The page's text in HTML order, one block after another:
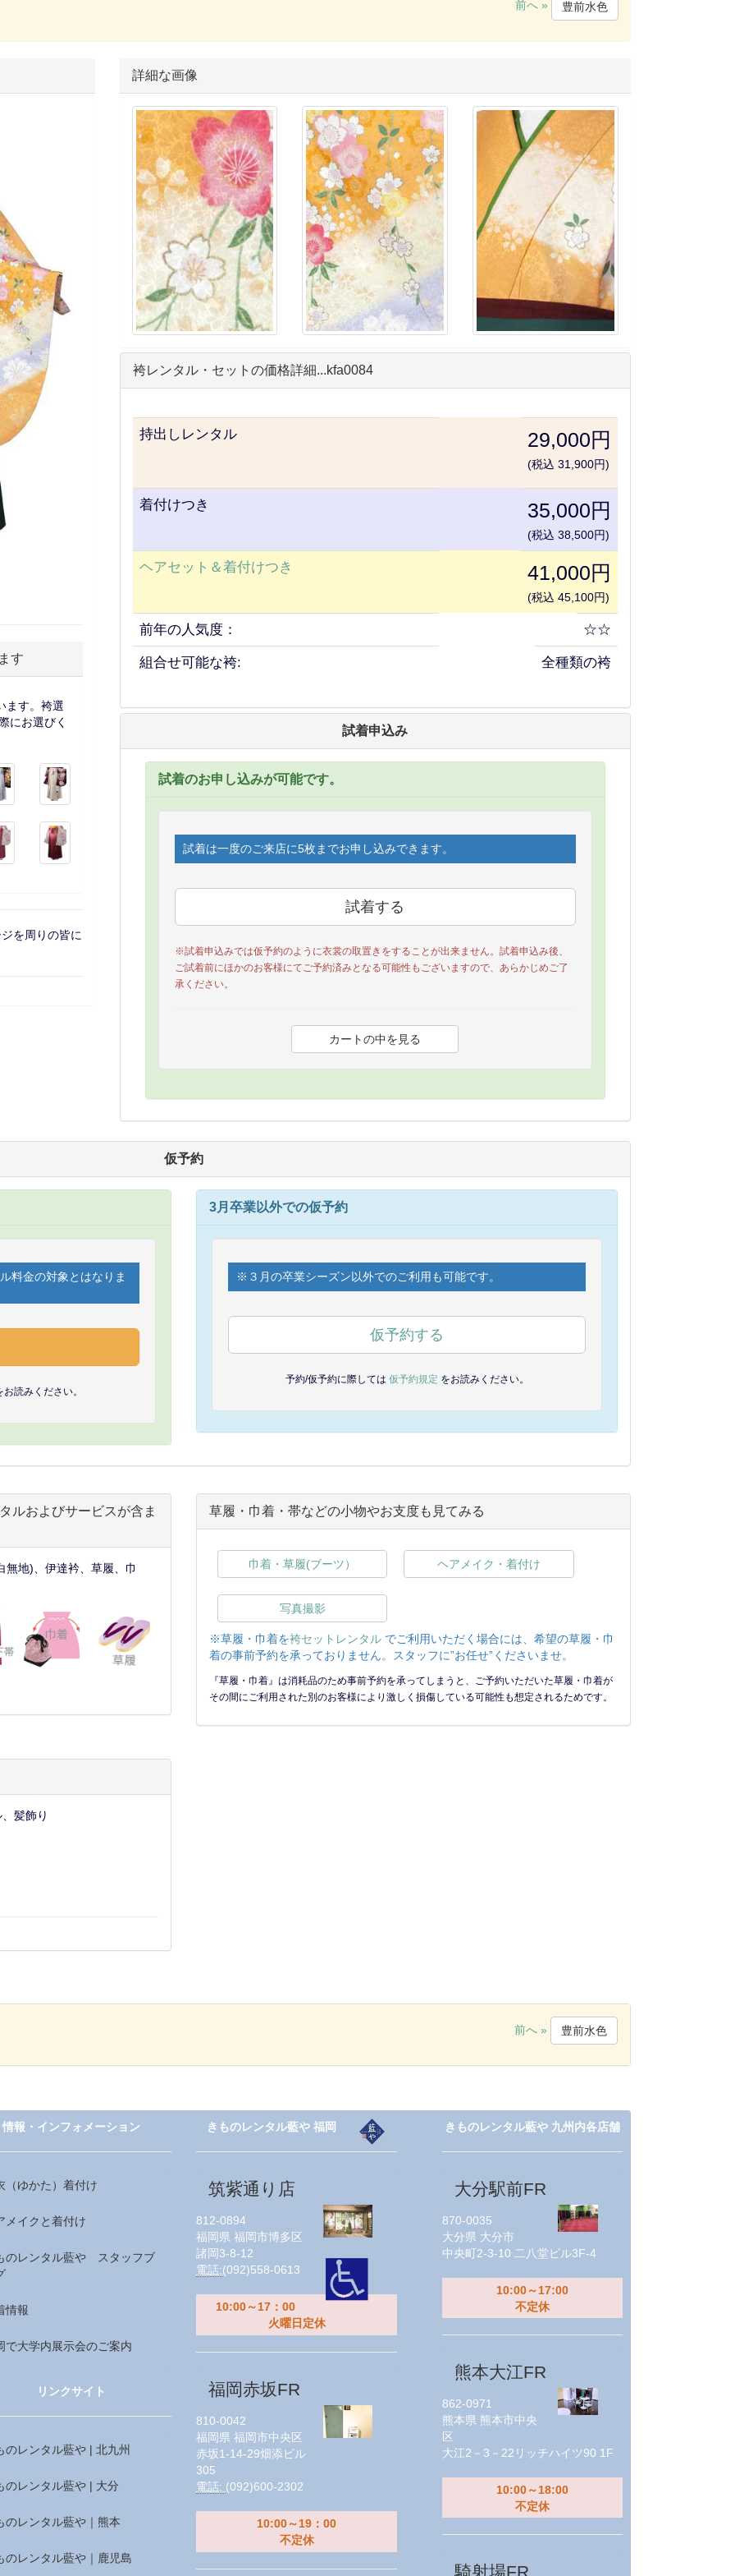
前へ » 豊前水色
す
ます。袴選
にお選びく
を周りの皆に
詳細な画像
袴レンタル・セットの価格詳細...kfa0084
持出しレンタル 29,000円
(税込 31,900円)
着付けつき 35,000円
(税込 38,500円)
ヘアセット＆着付けつき 41,000円
(税込 45,100円)
前年の人気度： ☆☆
組合せ可能な袴: 全種類の袴
試着申込み
試着のお申し込みが可能です。
試着は一度のご来店に5枚までお申し込みできます。
※試着申込みでは仮予約のように衣裳の取置きをすることが出来ません。試着申込み後、
ご試着前にほかのお客様にてご予約済みとなる可能性もございますので、あらかじめご了
承ください。
仮予約
料金の対象とはなりま
お読みください。
3月卒業以外での仮予約
※３月の卒業シーズン以外でのご利用も可能です。
仮予約する
予約/仮予約に際しては 仮予約規定 をお読みください。
ルおよびサービスが含ま
地)、伊達衿、草履、巾
髪飾り
草履・巾着・帯などの小物やお支度も見てみる
巾着・草履(ブーツ） ヘアメイク・着付け
写真撮影
※草履・巾着を袴セットレンタル でご利用いただく場合には、希望の草履・巾
着の事前予約を承っておりません。スタッフに”お任せ”くださいませ。
『草履・巾着』は消耗品のため事前予約を承ってしまうと、ご予約いただいた草履・巾着が
その間にご利用された別のお客様により激しく損傷している可能性も想定されるためです。
前へ » 豊前水色
情報・インフォメーション
（ゆかた）着付け
メイクと着付け
のレンタル藍や スタッフブ
情報
で大学内展示会のご案内
リンクサイト
のレンタル藍や | 北九州
のレンタル藍や | 大分
のレンタル藍や｜熊本
のレンタル藍や｜鹿児島
きものレンタル藍や 福岡
筑紫通り店
812-0894
福岡県 福岡市博多区
諸岡3-8-12
電話:(092)558-0613
10:00～17：00
火曜日定休
福岡赤坂FR
810-0042
福岡県 福岡市中央区
赤坂1-14-29畑添ビル
305
電話: (092)600-2302
10:00～19：00
不定休
きものレンタル藍や 九州内各店舗
大分駅前FR
870-0035
大分県 大分市
中央町2-3-10 二八堂ビル3F-4
10:00～17:00
不定休
熊本大江FR
862-0971
熊本県 熊本市中央
区
大江2－3－22リッチハイツ90 1F
10:00～18:00
不定休
騎射場FR